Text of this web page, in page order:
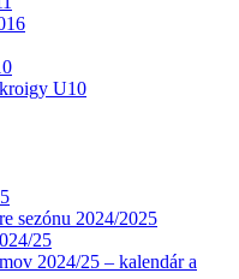
U10
sezónu 2024/2025
25
2024/25 – kalendár a